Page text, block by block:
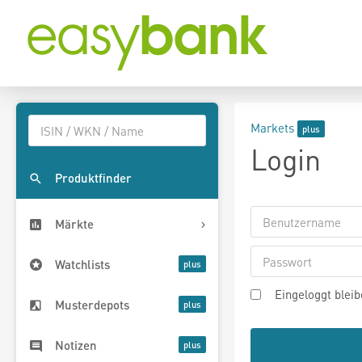
Produktfinder
Märkte
Watchlists
Musterdepots
Notizen
Markets
Login
Eingeloggt